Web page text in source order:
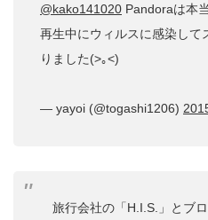
@kako141020 Pandoraは本
再生中にウィルスに感染して
りました(>｡<)
— yayoi (@togashi1206)
旅行会社の「H.I.S.」とブロ